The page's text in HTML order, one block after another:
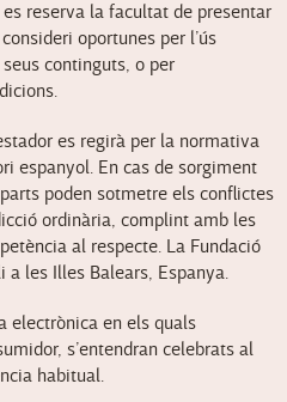
reserva la facultat de presentar
oportunes per l’ús
continguts, o per
es regirà per la normativa
espanyol. En cas de sorgiment
poden sotmetre els conflictes
ordinària, complint amb les
al respecte. La Fundació
les Illes Balears, Espanya.
electrònica en els quals
s’entendran celebrats al
habitual.